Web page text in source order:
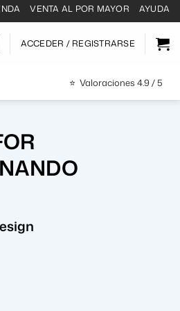
VENTA AL POR MAYOR AYUDA
ACCEDER / REGISTRARSE
⭐ Valoraciones 4.9 / 5